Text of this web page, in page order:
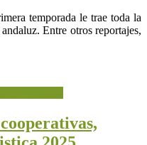
temporada le trae toda la
Entre otros reportajes,